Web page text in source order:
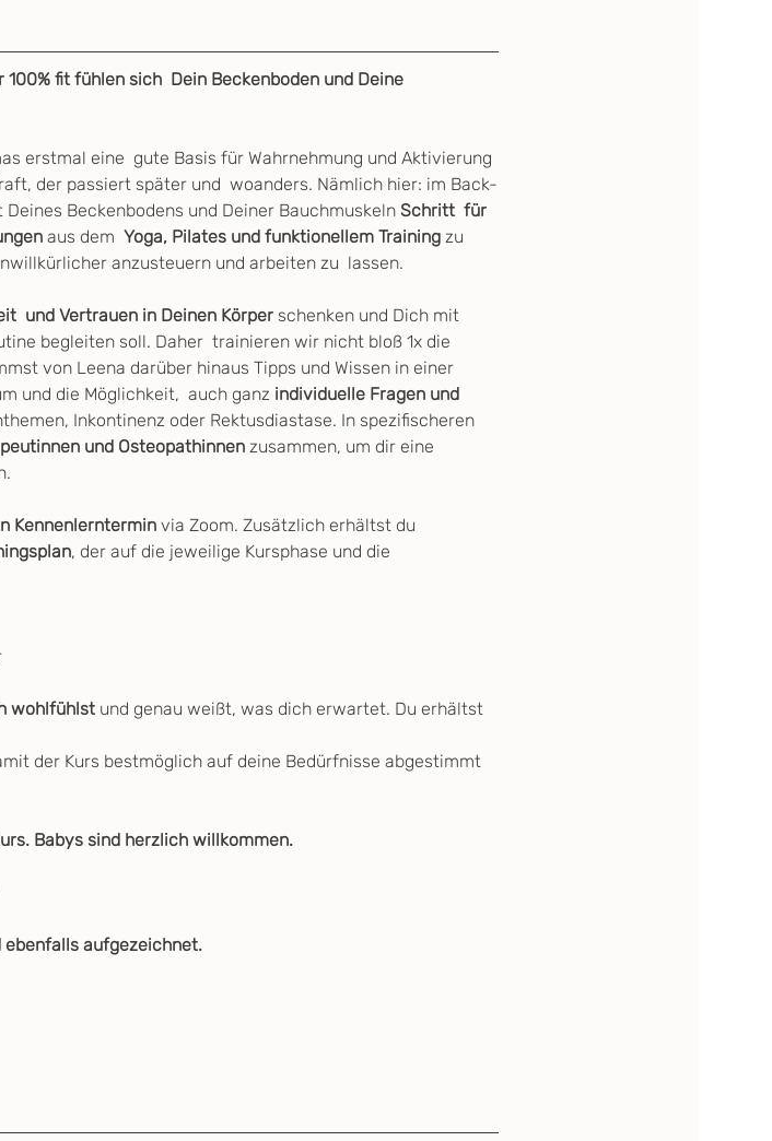
fit fühlen sich  Dein Beckenboden und Deine
erstmal eine  gute Basis für Wahrnehmung und Aktivierung
der passiert später und  woanders. Nämlich hier: im Back-
Beckenbodens und Deiner Bauchmuskeln Schritt  für
aus dem Yoga, Pilates und funktionellem Training zu
anzusteuern und arbeiten zu  lassen.
und Vertrauen in Deinen Körper schenken und Dich mit
begleiten soll. Daher  trainieren wir nicht bloß 1x die
von Leena darüber hinaus Tipps und Wissen in einer
und die Möglichkeit,  auch ganz individuelle Fragen und
Inkontinenz oder Rektusdiastase. In spezifischeren
und Osteopathinnen zusammen, um dir eine
Kennenlerntermin via Zoom. Zusätzlich erhältst du
, der auf die jeweilige Kursphase und die
wohlfühlst und genau weißt, was dich erwartet. Du erhältst
der Kurs bestmöglich auf deine Bedürfnisse abgestimmt
Babys sind herzlich willkommen.
ebenfalls aufgezeichnet.